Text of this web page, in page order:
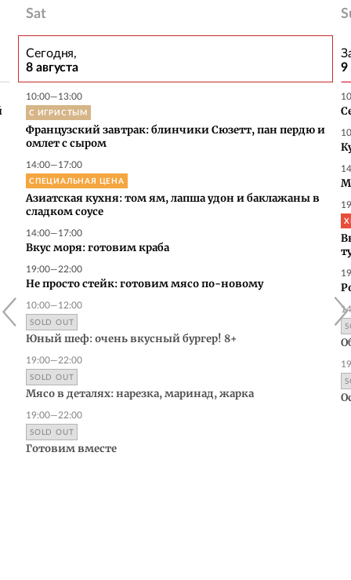
Sat
Сегодня,
8 августа
10:00—13:00
С ИГРИСТЫМ
Французский завтрак: блинчики Сюзетт, пан пердю и
омлет с сыром
14:00—17:00
СПЕЦИАЛЬНАЯ ЦЕНА
Азиатская кухня: том ям, лапша удон и баклажаны в
сладком соусе
14:00—17:00
Вкус моря: готовим краба
19:00—22:00
Не просто стейк: готовим мясо по-новому
10:00—12:00
SOLD OUT
Юный шеф: очень вкусный бургер! 8+
19:00—22:00
SOLD OUT
Мясо в деталях: нарезка, маринад, жарка
19:00—22:00
SOLD OUT
Готовим вместе
9